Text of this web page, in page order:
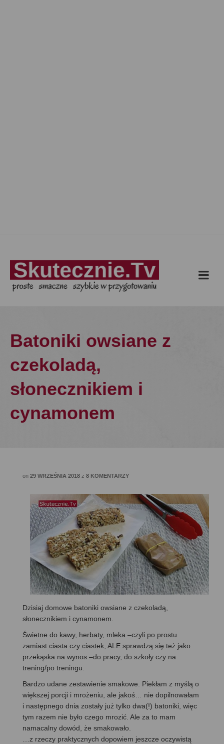
Batoniki owsiane z
czekoladą,
słonecznikiem i
cynamonem
on 29 WRZEŚNIA 2018 z 8 KOMENTARZY
Dzisiaj domowe batoniki owsiane z czekoladą,
słonecznikiem i cynamonem.
Świetne do kawy, herbaty, mleka –czyli po prostu
zamiast ciasta czy ciastek, ALE sprawdzą się też jako
przekąska na wynos –do pracy, do szkoły czy na
trening/po treningu.
Bardzo udane zestawienie smakowe. Piekłam z myślą o
większej porcji i mrożeniu, ale jakoś… nie dopilnowałam
i następnego dnia zostały już tylko dwa(!) batoniki, więc
tym razem nie było czego mrozić. Ale za to mam
namacalny dowód, że smakowało.
…z rzeczy praktycznych dopowiem jeszcze oczywistą